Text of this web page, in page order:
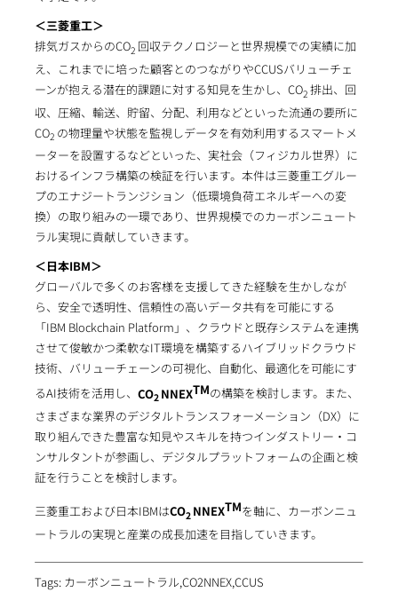
＜三菱重工＞
排気ガスからのCO2 回収テクノロジーと世界規模での実績に加
え、これまでに培った顧客とのつながりやCCUSバリューチェ
ーンが抱える潜在的課題に対する知見を生かし、CO2 排出、回
収、圧縮、輸送、貯留、分配、利用などといった流通の要所に
CO2 の物理量や状態を監視しデータを有効利用するスマートメ
ーターを設置するなどといった、実社会（フィジカル世界）に
おけるインフラ構築の検証を行います。本件は三菱重工グルー
プのエナジートランジション（低環境負荷エネルギーへの変
換）の取り組みの一環であり、世界規模でのカーボンニュート
ラル実現に貢献していきます。
＜日本IBM＞
グローバルで多くのお客様を支援してきた経験を生かしなが
ら、安全で透明性、信頼性の高いデータ共有を可能にする
「IBM Blockchain Platform」、クラウドと既存システムを連携
させて俊敏かつ柔軟なIT環境を構築するハイブリッドクラウド
技術、バリューチェーンの可視化、自動化、最適化を可能にす
るAI技術を活用し、 CO2 NNEXTMの構築を検討します。また、
さまざまな業界のデジタルトランスフォーメーション（DX）に
取り組んできた豊富な知見やスキルを持つインダストリー・コ
ンサルタントが参画し、デジタルプラットフォームの企画と検
証を行うことを検討します。
三菱重工および日本IBMはCO2 NNEXTMを軸に、カーボンニュ
ートラルの実現と産業の成長加速を目指していきます。
Tags: カーボンニュートラル,CO2NNEX,CCUS